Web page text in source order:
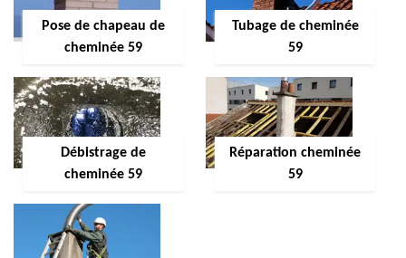
Pose de chapeau de
cheminée 59
Tubage de cheminée
59
Débistrage de
cheminée 59
Réparation cheminée
59